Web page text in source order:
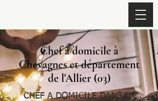
Chef à domicile à
Chevagnes et département
de l'Allier (03)
CHEF A DOMICILE DANS LA